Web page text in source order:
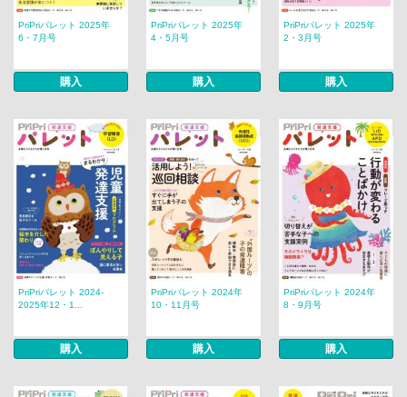
PriPriパレット 2025年
6・7月号
購入
PriPriパレット 2025年
4・5月号
購入
PriPriパレット 2025年
2・3月号
購入
PriPriパレット 2024-
2025年12・1...
購入
PriPriパレット 2024年
10・11月号
購入
PriPriパレット 2024年
8・9月号
購入